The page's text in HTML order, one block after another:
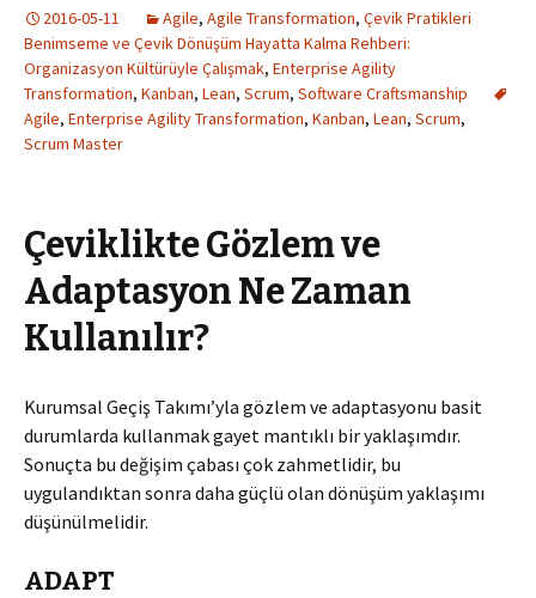
2016-05-11 Agile, Agile Transformation, Çevik Pratikleri
Benimseme ve Çevik Dönüşüm Hayatta Kalma Rehberi:
Organizasyon Kültürüyle Çalışmak, Enterprise Agility
Transformation, Kanban, Lean, Scrum, Software Craftsmanship
Agile, Enterprise Agility Transformation, Kanban, Lean, Scrum,
Scrum Master
Çeviklikte Gözlem ve
Adaptasyon Ne Zaman
Kullanılır?
Kurumsal Geçiş Takımı’yla gözlem ve adaptasyonu basit
durumlarda kullanmak gayet mantıklı bir yaklaşımdır.
Sonuçta bu değişim çabası çok zahmetlidir, bu
uygulandıktan sonra daha güçlü olan dönüşüm yaklaşımı
düşünülmelidir.
ADAPT